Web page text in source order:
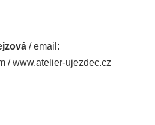
/ email:
/ www.atelier-ujezdec.cz